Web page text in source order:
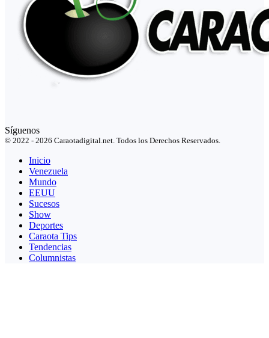
Síguenos
© 2022 - 2026 Caraotadigital.net. Todos los Derechos Reservados.
Inicio
Venezuela
Mundo
EEUU
Sucesos
Show
Deportes
Caraota Tips
Tendencias
Columnistas